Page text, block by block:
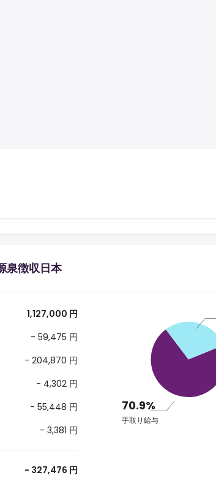
泉徴収日本
1,127,000 円
- 59,475 円
- 204,870 円
- 4,302 円
- 55,448 円
- 3,381 円
- 327,476 円
70.9%
手取り給与